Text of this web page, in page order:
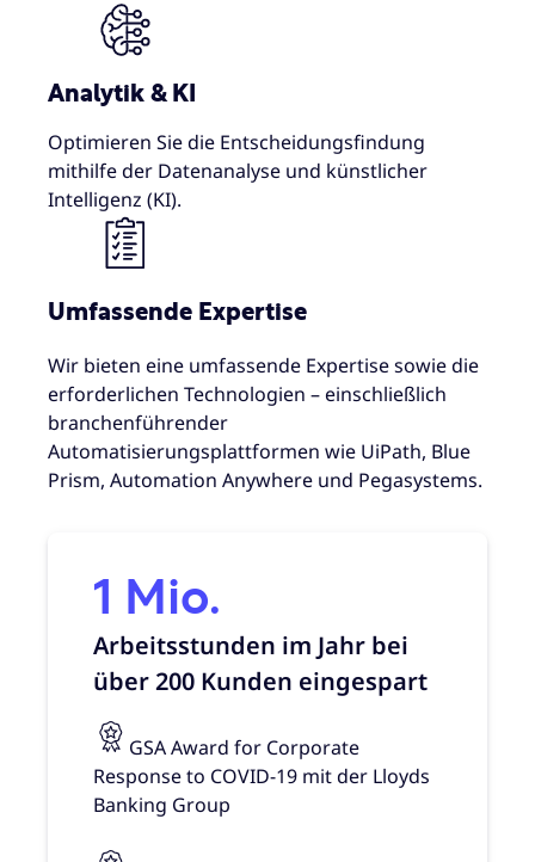
Analytik & KI
Optimieren Sie die Entscheidungsfindung
mithilfe der Datenanalyse und künstlicher
Intelligenz (KI).
Umfassende Expertise
Wir bieten eine umfassende Expertise sowie die
erforderlichen Technologien – einschließlich
branchenführender
Automatisierungsplattformen wie UiPath, Blue
Prism, Automation Anywhere und Pegasystems.
1 Mio.
Arbeitsstunden im Jahr bei
über 200 Kunden eingespart
GSA Award for Corporate
Response to COVID-19 mit der Lloyds
Banking Group